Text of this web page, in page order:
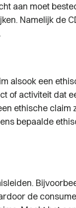
aan moet
Namelijk de
alsook een
of activiteit dat
ethische claim
bepaalde
de